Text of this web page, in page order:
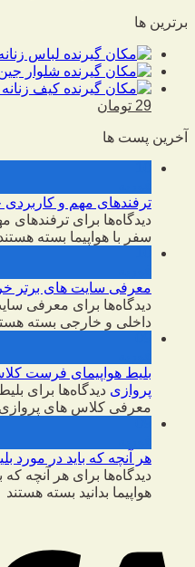
برترین ها
لباس
شلوار
کیف
29 تومان
آخرین پست ها
ترفندهای مهم و کاربردی
دیدگاه‌ها برای ترفندهای
سفر با هواپیما بسته
معرفی سایت های برتر
دیدگاه‌ها برای معرفی
داخلی و خارجی بسته
بلیط هواپیمای فرست
پروازی دیدگاه‌ها برای
معرفی کلاس های پروازی
هر آنچه که باید در مورد
دیدگاه‌ها برای هر آنچه که
هواپیما بدانید بسته هستند